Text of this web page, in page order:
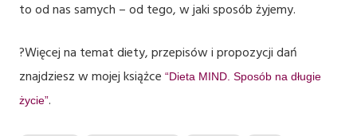
to od nas samych – od tego, w jaki sposób żyjemy.
?Więcej na temat diety, przepisów i propozycji dań
znajdziesz w mojej książce “Dieta MIND. Sposób na długie
życie”.